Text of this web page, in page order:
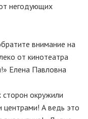
негодующих
внимание на
от кинотеатра
Елена Павловна
окружили
центрами! А ведь это